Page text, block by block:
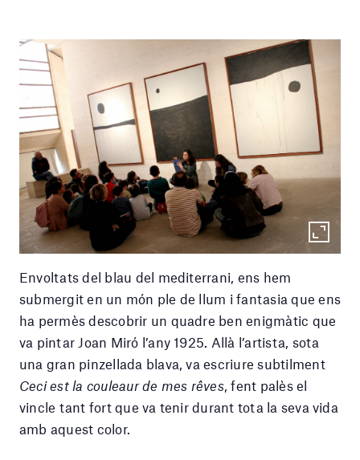
Envoltats del blau del mediterrani, ens hem
submergit en un món ple de llum i fantasia que ens
ha permès descobrir un quadre ben enigmàtic que
va pintar Joan Miró l’any 1925. Allà l’artista, sota
una gran pinzellada blava, va escriure subtilment
Ceci est la couleaur de mes rêves, fent palès el
vincle tant fort que va tenir durant tota la seva vida
amb aquest color.